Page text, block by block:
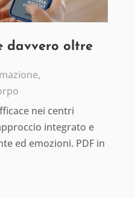
davvero oltre
,
nei centri
integrato e
ed emozioni. PDF in